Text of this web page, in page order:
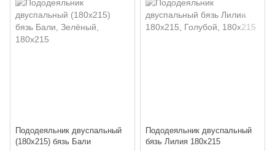
Пододеяльник двуспальный
(180х215) бязь Бали
Пододеяльник двуспальный
бязь Лилия 180х215